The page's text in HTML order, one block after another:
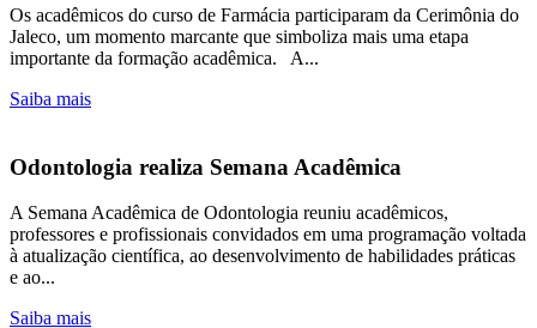
Os acadêmicos do curso de Farmácia participaram da Cerimônia do
Jaleco, um momento marcante que simboliza mais uma etapa
importante da formação acadêmica. A...
Saiba mais
Odontologia realiza Semana Acadêmica
A Semana Acadêmica de Odontologia reuniu acadêmicos,
professores e profissionais convidados em uma programação voltada
à atualização científica, ao desenvolvimento de habilidades práticas
e ao...
Saiba mais